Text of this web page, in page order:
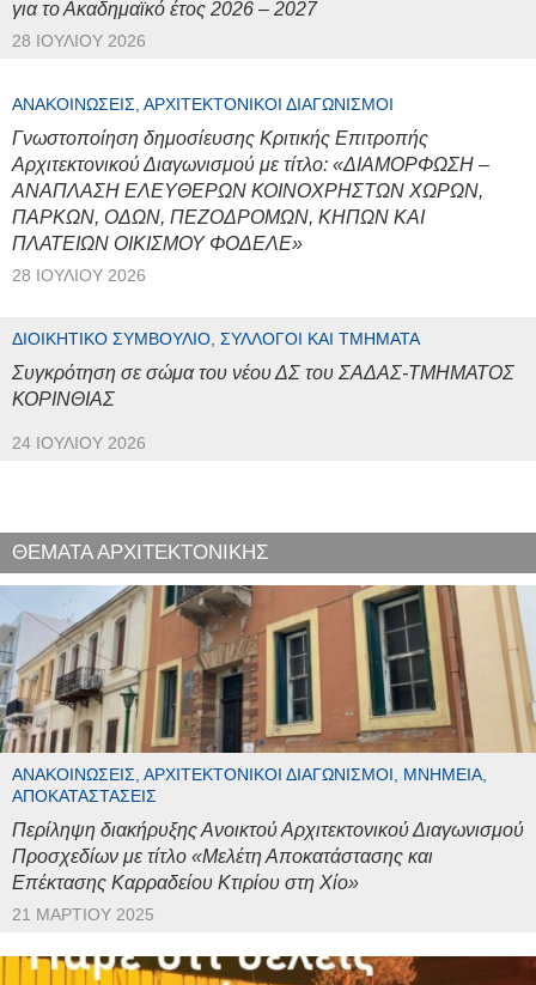
για το Ακαδημαϊκό έτος 2026 – 2027
28 ΙΟΥΛΊΟΥ 2026
ΑΝΑΚΟΙΝΏΣΕΙΣ, ΑΡΧΙΤΕΚΤΟΝΙΚΟΊ ΔΙΑΓΩΝΙΣΜΟΊ
Γνωστοποίηση δημοσίευσης Κριτικής Επιτροπής
Αρχιτεκτονικού Διαγωνισμού με τίτλο: «ΔΙΑΜΟΡΦΩΣΗ –
ΑΝΑΠΛΑΣΗ ΕΛΕΥΘΕΡΩΝ ΚΟΙΝΟΧΡΗΣΤΩΝ ΧΩΡΩΝ,
ΠΑΡΚΩΝ, ΟΔΩΝ, ΠΕΖΟΔΡΟΜΩΝ, ΚΗΠΩΝ ΚΑΙ
ΠΛΑΤΕΙΩΝ ΟΙΚΙΣΜΟΥ ΦΟΔΕΛΕ»
28 ΙΟΥΛΊΟΥ 2026
ΔΙΟΙΚΗΤΙΚΌ ΣΥΜΒΟΎΛΙΟ, ΣΎΛΛΟΓΟΙ ΚΑΙ ΤΜΉΜΑΤΑ
Συγκρότηση σε σώμα του νέου ΔΣ του ΣΑΔΑΣ-ΤΜΗΜΑΤΟΣ
ΚΟΡΙΝΘΙΑΣ
24 ΙΟΥΛΊΟΥ 2026
ΘΕΜΑΤΑ ΑΡΧΙΤΕΚΤΟΝΙΚΗΣ
ΑΝΑΚΟΙΝΏΣΕΙΣ, ΑΡΧΙΤΕΚΤΟΝΙΚΟΊ ΔΙΑΓΩΝΙΣΜΟΊ, ΜΝΗΜΕΊΑ,
ΑΠΟΚΑΤΑΣΤΆΣΕΙΣ
Περίληψη διακήρυξης Ανοικτού Αρχιτεκτονικού Διαγωνισμού
Προσχεδίων με τίτλο «Μελέτη Αποκατάστασης και
Επέκτασης Καρραδείου Κτιρίου στη Χίο»
21 ΜΑΡΤΊΟΥ 2025